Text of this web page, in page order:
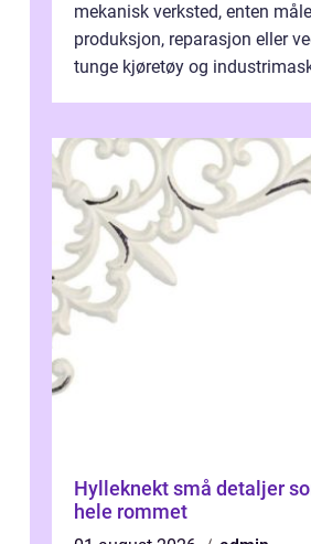
mekanisk verksted, enten
produksjon, reparasjon eller
tunge kjøretøy og
Hylleknekt små detaljer som løfter
hele rommet